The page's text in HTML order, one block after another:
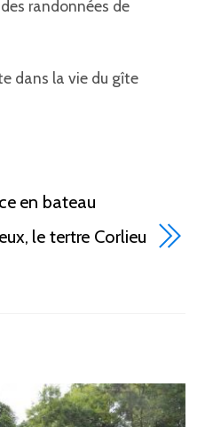
randonnées de
dans la vie du gîte
en bateau
le tertre Corlieu